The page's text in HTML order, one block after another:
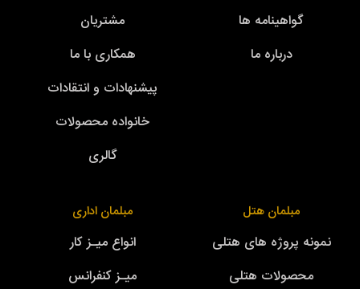
گواهینامه ها
درباره ما
مشتریان
همکاری با ما
پیشنهادات و انتقادات
خانواده محصولات
گالری
مبلمان هتل
نمونه پروژه های هتلی
محصولات هتلی
مبلمان اداری
انواع میـز کار
میـز کنفرانس